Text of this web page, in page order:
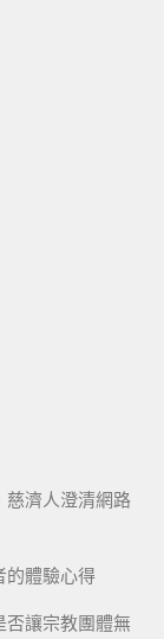
慈濟人澄清網路
的體驗心得
否讓宗教團體無